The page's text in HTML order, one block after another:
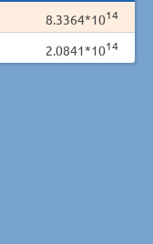
8.3364*1014
2.0841*1014